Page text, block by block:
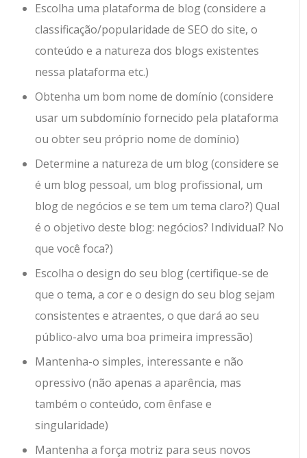
Escolha uma plataforma de blog (considere a
classificação/popularidade de SEO do site, o
conteúdo e a natureza dos blogs existentes
nessa plataforma etc.)
Obtenha um bom nome de domínio (considere
usar um subdomínio fornecido pela plataforma
ou obter seu próprio nome de domínio)
Determine a natureza de um blog (considere se
é um blog pessoal, um blog profissional, um
blog de negócios e se tem um tema claro?) Qual
é o objetivo deste blog: negócios? Individual? No
que você foca?)
Escolha o design do seu blog (certifique-se de
que o tema, a cor e o design do seu blog sejam
consistentes e atraentes, o que dará ao seu
público-alvo uma boa primeira impressão)
Mantenha-o simples, interessante e não
opressivo (não apenas a aparência, mas
também o conteúdo, com ênfase e
singularidade)
Mantenha a força motriz para seus novos